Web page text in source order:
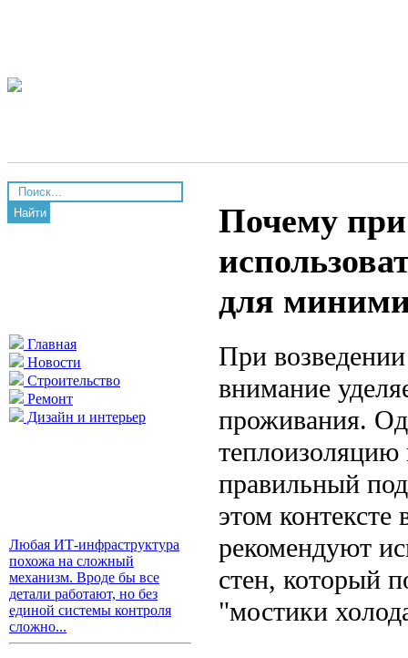
Найти
Главная
Новости
Строительство
Ремонт
Дизайн и интерьер
Любая ИТ-инфраструктура
похожа на сложный
механизм. Вроде бы все
детали работают, но без
единой системы контроля
сложно...
Почему при
для
При
внимание
проживания.
теплоизоляцию
правильный
этом
рекомендуют
стен, который
"мостики